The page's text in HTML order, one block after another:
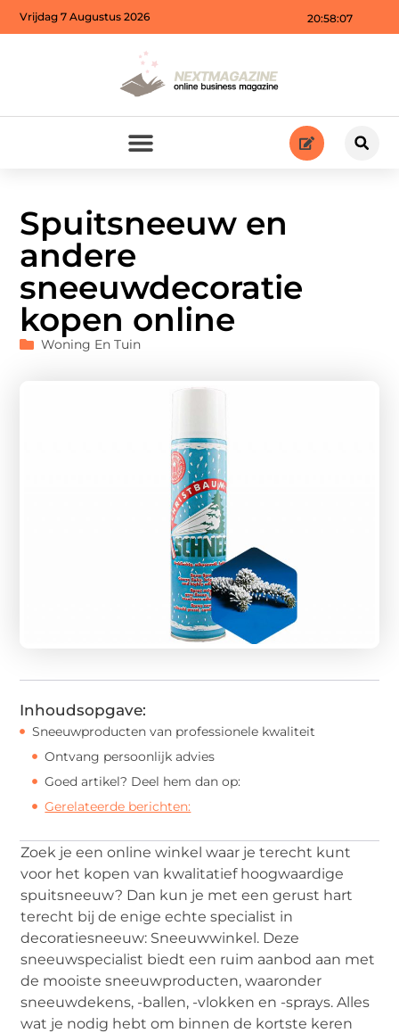
20:58:09
Vrijdag 7 Augustus 2026
Spuitsneeuw en
andere
sneeuwdecoratie
kopen online
Woning En Tuin
Inhoudsopgave:
Sneeuwproducten van professionele kwaliteit
Ontvang persoonlijk advies
Goed artikel? Deel hem dan op:
Gerelateerde berichten:
Zoek je een online winkel waar je terecht kunt
voor het kopen van kwalitatief hoogwaardige
spuitsneeuw? Dan kun je met een gerust hart
terecht bij de enige echte specialist in
decoratiesneeuw: Sneeuwwinkel. Deze
sneeuwspecialist biedt een ruim aanbod aan met
de mooiste sneeuwproducten, waaronder
sneeuwdekens, -ballen, -vlokken en -sprays. Alles
wat je nodig hebt om binnen de kortste keren